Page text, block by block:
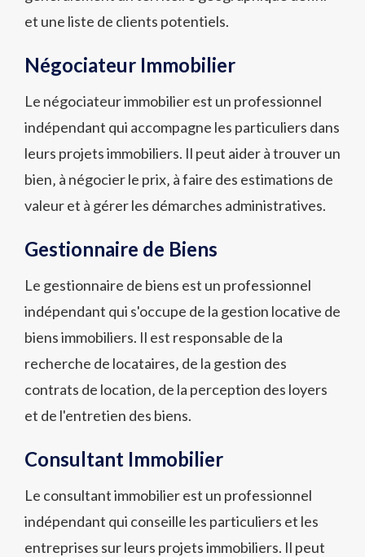
et une liste de clients potentiels.
Négociateur Immobilier
Le négociateur immobilier est un professionnel
indépendant qui accompagne les particuliers dans
leurs projets immobiliers. Il peut aider à trouver un
bien‚ à négocier le prix‚ à faire des estimations de
valeur et à gérer les démarches administratives.
Gestionnaire de Biens
Le gestionnaire de biens est un professionnel
indépendant qui s'occupe de la gestion locative de
biens immobiliers. Il est responsable de la
recherche de locataires‚ de la gestion des
contrats de location‚ de la perception des loyers
et de l'entretien des biens.
Consultant Immobilier
Le consultant immobilier est un professionnel
indépendant qui conseille les particuliers et les
entreprises sur leurs projets immobiliers. Il peut